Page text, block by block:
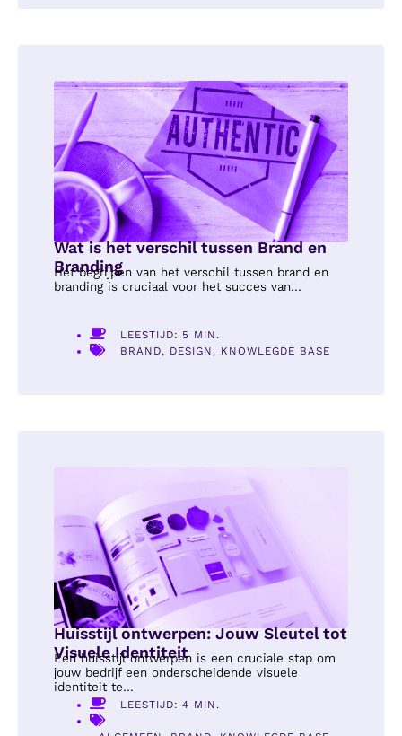
Wat is het verschil tussen Brand en
Branding
Het begrijpen van het verschil tussen brand en
branding is cruciaal voor het succes van...
LEESTIJD: 5 MIN.
BRAND, DESIGN, KNOWLEGDE BASE
Huisstijl ontwerpen: Jouw Sleutel tot
Visuele Identiteit
Een huisstijl ontwerpen is een cruciale stap om
jouw bedrijf een onderscheidende visuele
identiteit te...
LEESTIJD: 4 MIN.